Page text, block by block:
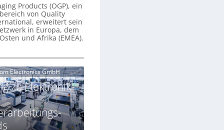
a
T
Products (OGP), ein
von Quality
erweitert sein
in Europa, dem
und Afrika (EMEA).
Electronics GmbH
zu Elektronik-